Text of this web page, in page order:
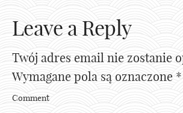
Leave a Reply
Twój adres email nie zostanie
Wymagane pola są oznaczone *
Comment